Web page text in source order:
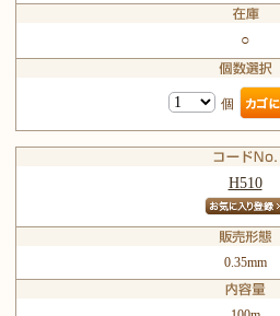
○
個
H510
0.35mm